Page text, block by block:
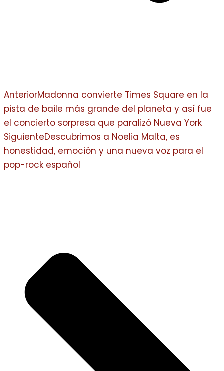
AnteriorMadonna convierte Times Square en la
pista de baile más grande del planeta y así fue
el concierto sorpresa que paralizó Nueva York
SiguienteDescubrimos a Noelia Malta, es
honestidad, emoción y una nueva voz para el
pop-rock español